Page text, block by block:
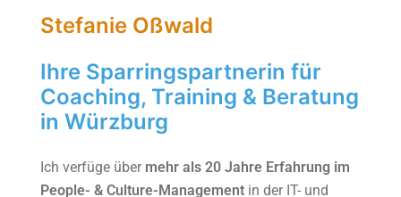
Stefanie Oßwald
Ihre Sparringspartnerin für
Coaching, Training & Beratung
in Würzburg
Ich verfüge über mehr als 20 Jahre Erfahrung im
People- & Culture-Management in der IT- und